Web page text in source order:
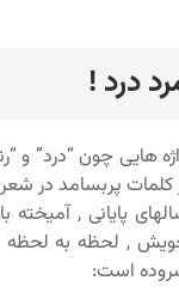
درد !
هایی چون “درد” و
کلمات پربسامد در
پایانی , آمیخته
, لحظه به لحظه
است: